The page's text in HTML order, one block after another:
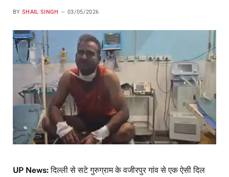
BY SHAIL SINGH 03/05/2026
UP News:दिल्ली से सटे गुरुग्राम के वजीरपुर गांव से एक ऐसी दिल